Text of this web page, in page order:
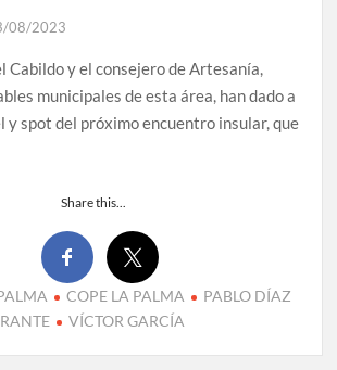
08/2023
Cabildo y el consejero de Artesanía,
municipales de esta área, han dado a
y spot del próximo encuentro insular, que
Share this...
COPE LA PALMA
PABLO DÍAZ
VÍCTOR GARCÍA